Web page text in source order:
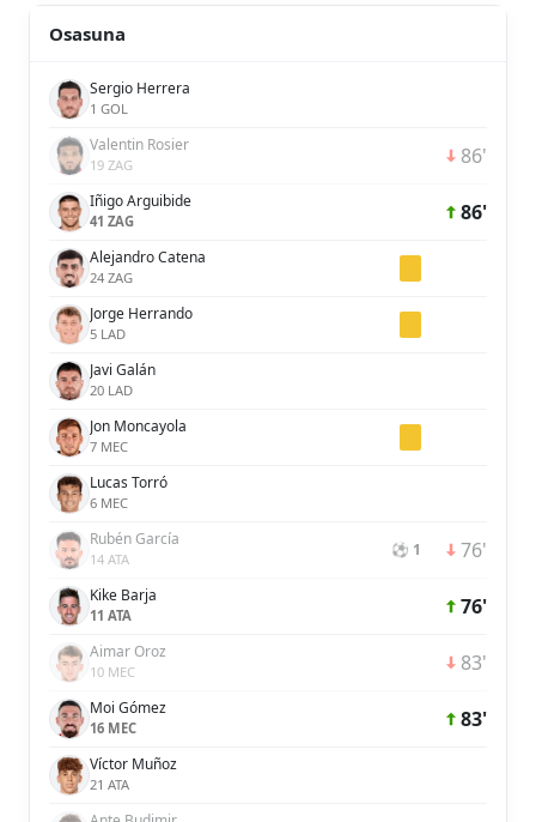
Osasuna
Sergio Herrera
1 GOL
Valentin Rosier
19 ZAG 86'
Iñigo Arguibide
41 ZAG 86'
Alejandro Catena
24 ZAG
Jorge Herrando
5 LAD
Javi Galán
20 LAD
Jon Moncayola
7 MEC
Lucas Torró
6 MEC
Rubén García
14 ATA ⚽ 1 76'
Kike Barja
11 ATA 76'
Aimar Oroz
10 MEC 83'
Moi Gómez
16 MEC 83'
Víctor Muñoz
21 ATA